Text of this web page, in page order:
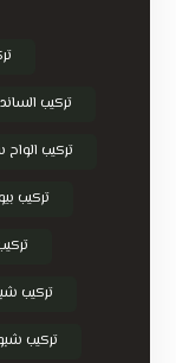
تركيب
تركيب
تركيب
تركيب
تركيب